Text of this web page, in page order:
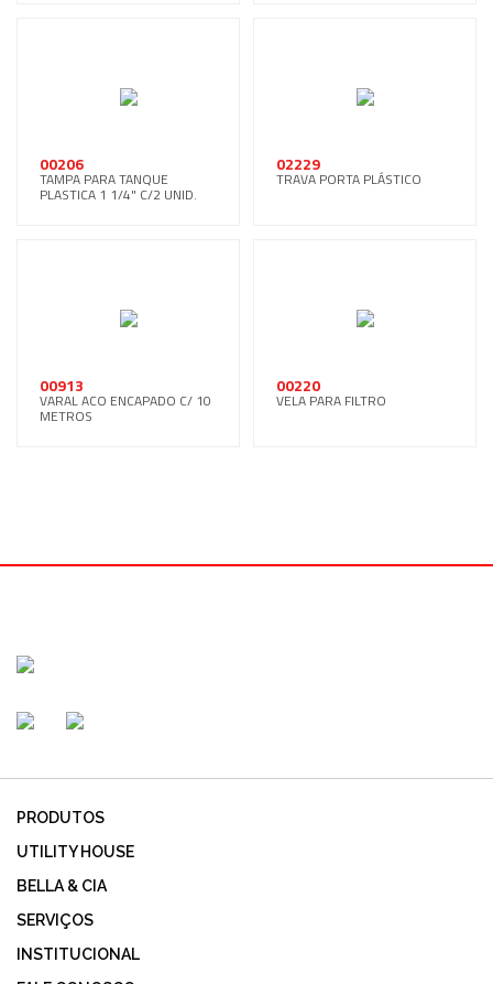
00206
TAMPA PARA TANQUE
PLASTICA 1 1/4" C/2 UNID.
02229
TRAVA PORTA PLÁSTICO
00913
VARAL ACO ENCAPADO C/ 10
METROS
00220
VELA PARA FILTRO
PRODUTOS
UTILITY HOUSE
BELLA & CIA
SERVIÇOS
INSTITUCIONAL